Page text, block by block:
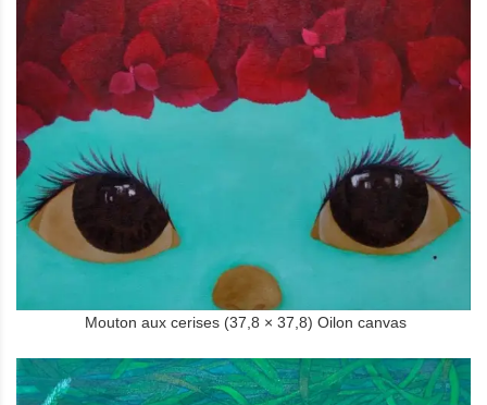
Mouton aux cerises (37,8 × 37,8) Oilon canvas